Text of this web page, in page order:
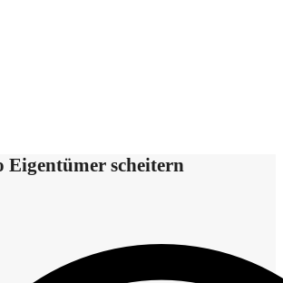
Eigentümer scheitern